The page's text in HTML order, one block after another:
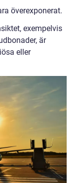
överexponerat.
exempelvis
är
eller